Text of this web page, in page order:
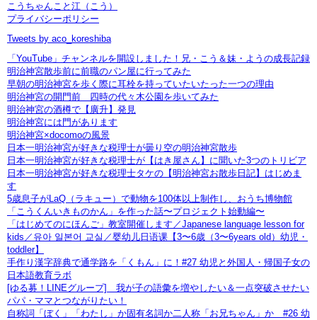
こうちゃんこと江（こう）
プライバシーポリシー
Tweets by aco_koreshiba
「YouTube」チャンネルを開設しました！兄・こう＆妹・ようの成長記録
明治神宮散歩前に前職のパン屋に行ってみた
早朝の明治神宮を歩く際に耳栓を持っていたいたった一つの理由
明治神宮の開門前 四時の代々木公園を歩いてみた
明治神宮の酒樽で【廣升】発見
明治神宮には門があります
明治神宮×docomoの風景
日本一明治神宮が好きな税理士が曇り空の明治神宮散歩
日本一明治神宮が好きな税理士が【はき屋さん】に聞いた3つのトリビア
日本一明治神宮が好きな税理士タケの【明治神宮お散歩日記】はじめま
す
5歳息子がLaQ（ラキュー）で動物を100体以上制作し、おうち博物館
「こうくんいきものかん」を作った話〜プロジェクト始動編〜
「はじめてのにほんご」教室開催します／Japanese language lesson for
kids／유아 일본어 교실／婴幼儿日语课【3〜6歳（3〜6years old）幼児・
toddler】
手作り漢字辞典で通学路を「くもん」に！#27 幼児と外国人・帰国子女の
日本語教育ラボ
[ゆる募！LINEグループ] 我が子の語彙を増やしたい＆一点突破させたい
パパ・ママとつながりたい！
自称詞「ぼく」「わたし」か固有名詞か二人称「お兄ちゃん」か #26 幼